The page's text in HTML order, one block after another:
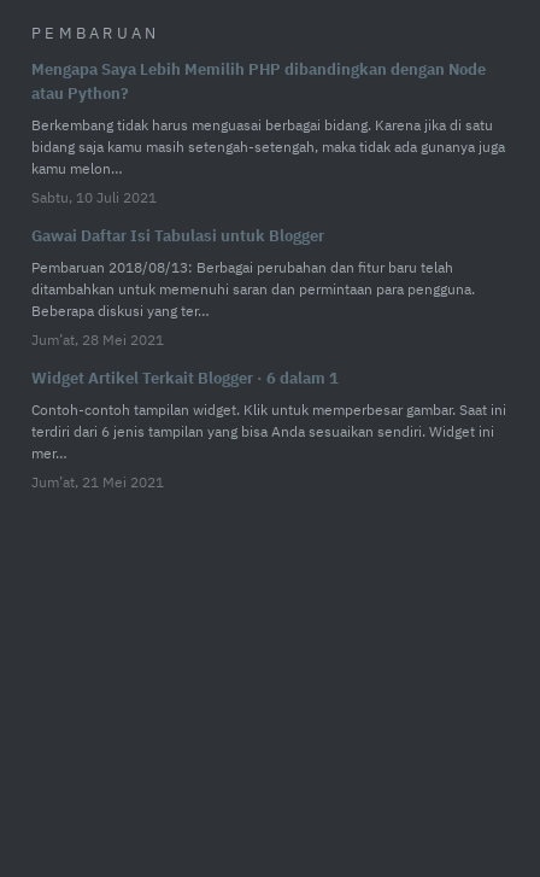
PEMBARUAN
Mengapa Saya Lebih Memilih PHP dibandingkan dengan Node
atau Python?
Berkembang tidak harus menguasai berbagai bidang. Karena jika di satu
bidang saja kamu masih setengah-setengah, maka tidak ada gunanya juga
kamu melon…
Sabtu, 10 Juli 2021
Gawai Daftar Isi Tabulasi untuk Blogger
Pembaruan 2018/08/13: Berbagai perubahan dan fitur baru telah
ditambahkan untuk memenuhi saran dan permintaan para pengguna.
Beberapa diskusi yang ter…
Jum’at, 28 Mei 2021
Widget Artikel Terkait Blogger · 6 dalam 1
Contoh-contoh tampilan widget. Klik untuk memperbesar gambar. Saat ini
terdiri dari 6 jenis tampilan yang bisa Anda sesuaikan sendiri. Widget ini
mer…
Jum’at, 21 Mei 2021